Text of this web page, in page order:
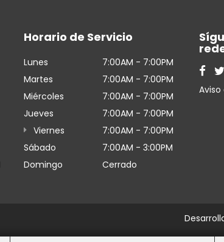
Horario de Servicio
Lunes
7:00AM - 7:00PM
Martes
7:00AM - 7:00PM
Miércoles
7:00AM - 7:00PM
Jueves
7:00AM - 7:00PM
Viernes
7:00AM - 7:00PM
Sábado
7:00AM - 3:00PM
Domingo
Cerrado